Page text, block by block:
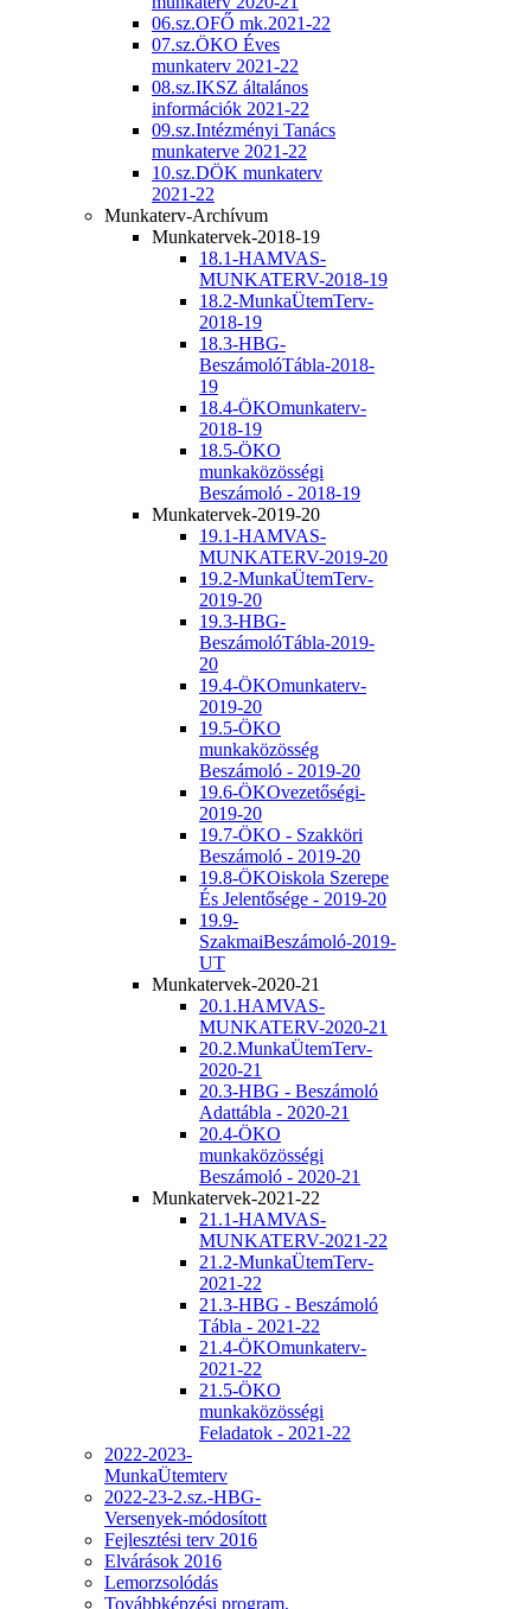
06.sz.OFŐ mk.2021-22
07.sz.ÖKO Éves
munkaterv 2021-22
08.sz.IKSZ általános
információk 2021-22
09.sz.Intézményi Tanács
munkaterve 2021-22
10.sz.DÖK munkaterv
2021-22
Munkaterv-Archívum
Munkatervek-2018-19
18.1-HAMVAS-
MUNKATERV-2018-19
18.2-MunkaÜtemTerv-
2018-19
18.3-HBG-
BeszámolóTábla-2018-
19
18.4-ÖKOmunkaterv-
2018-19
18.5-ÖKO
munkaközösségi
Beszámoló - 2018-19
Munkatervek-2019-20
19.1-HAMVAS-
MUNKATERV-2019-20
19.2-MunkaÜtemTerv-
2019-20
19.3-HBG-
BeszámolóTábla-2019-
20
19.4-ÖKOmunkaterv-
2019-20
19.5-ÖKO
munkaközösség
Beszámoló - 2019-20
19.6-ÖKOvezetőségi-
2019-20
19.7-ÖKO - Szakköri
Beszámoló - 2019-20
19.8-ÖKOiskola Szerepe
És Jelentősége - 2019-20
19.9-
SzakmaiBeszámoló-2019-
UT
Munkatervek-2020-21
20.1.HAMVAS-
MUNKATERV-2020-21
20.2.MunkaÜtemTerv-
2020-21
20.3-HBG - Beszámoló
Adattábla - 2020-21
20.4-ÖKO
munkaközösségi
Beszámoló - 2020-21
Munkatervek-2021-22
21.1-HAMVAS-
MUNKATERV-2021-22
21.2-MunkaÜtemTerv-
2021-22
21.3-HBG - Beszámoló
Tábla - 2021-22
21.4-ÖKOmunkaterv-
2021-22
21.5-ÖKO
munkaközösségi
Feladatok - 2021-22
2022-2023-
MunkaÜtemterv
2022-23-2.sz.-HBG-
Versenyek-módosított
Fejlesztési terv 2016
Elvárások 2016
Lemorzsolódás
Továbbképzési program,